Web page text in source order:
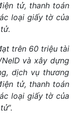
tử, thanh toán
loại giấy tờ của
trên 60 triệu tài
và xây dựng
dịch vụ thương
tử, thanh toán
loại giấy tờ của
”.